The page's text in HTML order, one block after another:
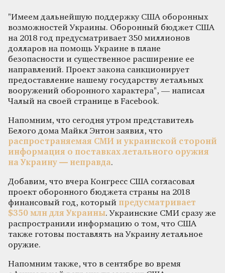
"Имеем дальнейшую поддержку США оборонных
возможностей Украины. Оборонный бюджет США
на 2018 год предусматривает 350 миллионов
долларов на помощь Украине в плане
безопасности и существенное расширение ее
направлений. Проект закона санкционирует
предоставление нашему государству летальных
вооружений оборонного характера", — написал
Чалый на своей странице в Facebook.
Напомним, что сегодня утром представитель
Белого дома Майкл Энтон заявил, что
распространяемая СМИ и украинской сторонй
информация о поставках летального оружия
на Украину — неправда.
Добавим, что вчера Конгресс США согласовал
проект оборонного бюджета страны на 2018
финансовый год, который предусматривает
$350 млн для Украины. Украинские СМИ сразу же
распространили информацию о том, что США
также готовы поставлять на Украину летальное
оружие.
Напомним также, что в сентябре во время